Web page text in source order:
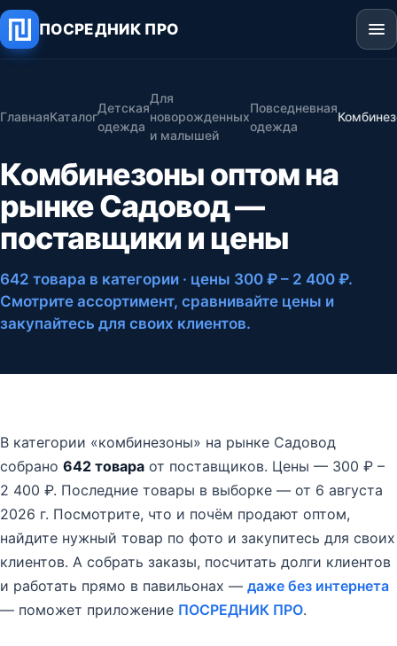
ПОСРЕДНИК ПРО
ГлавнаяКаталог
Детская
одежда
Для
новорожденных
и малышей
Повседневная
одежда
Комбинезоны оптом на
рынке Садовод —
поставщики и цены
642 товара в категории · цены 300 ₽ – 2 400 ₽.
Смотрите ассортимент, сравнивайте цены и
закупайтесь для своих клиентов.
В категории «комбинезоны» на рынке Садовод
собрано 642 товара от поставщиков. Цены — 300 ₽ –
2 400 ₽. Последние товары в выборке — от 6 августа
2026 г. Посмотрите, что и почём продают оптом,
найдите нужный товар по фото и закупитесь для своих
клиентов. А собрать заказы, посчитать долги клиентов
и работать прямо в павильонах — даже без интернета
— поможет приложение ПОСРЕДНИК ПРО.